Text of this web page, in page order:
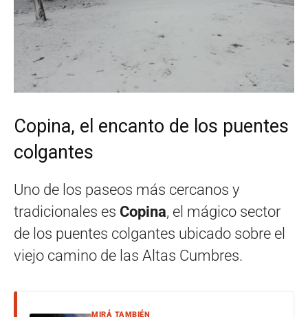
Copina, el encanto de los puentes
colgantes
Uno de los paseos más cercanos y
tradicionales es Copina, el mágico sector
de los puentes colgantes ubicado sobre el
viejo camino de las Altas Cumbres.
MIRÁ TAMBIÉN